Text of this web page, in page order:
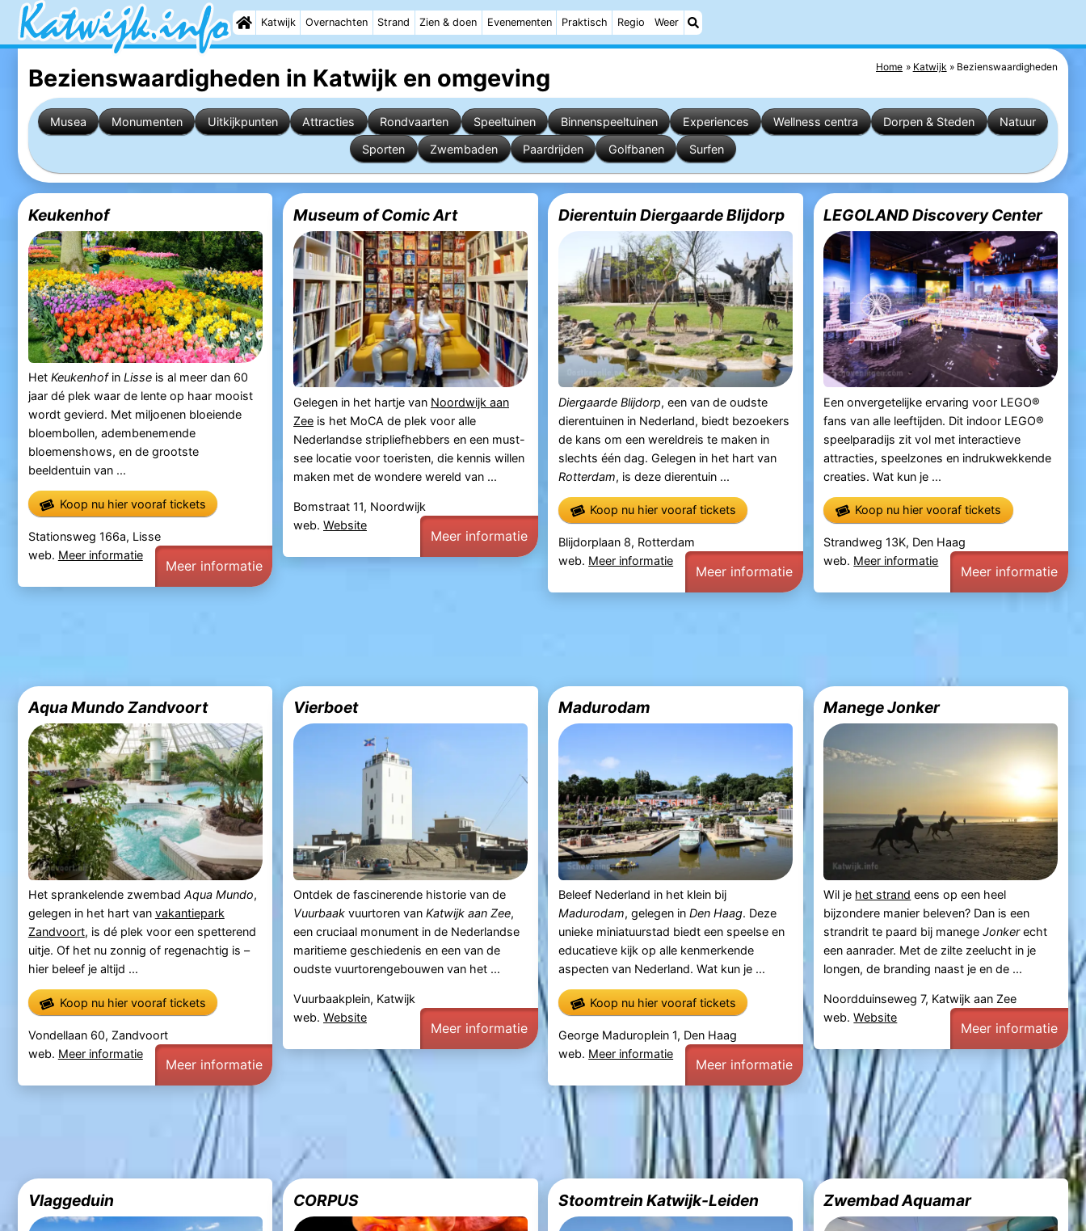
Katwijk Overnachten Strand Zien & doen Evenementen Praktisch Regio Weer
Home Katwijk Bezienswaardigheden
Bezienswaardigheden in Katwijk en omgeving
Musea Monumenten Uitkijkpunten Attracties Rondvaarten Speeltuinen Binnenspeeltuinen Experiences Wellness centra Dorpen & Steden
Natuur
Sporten
Zwembaden Paardrijden Golfbanen Surfen
Keukenhof
Het Keukenhofin Lisseis al meer dan 60
jaar dé plek waar de lente op haar mooist
wordt gevierd. Met miljoenen bloeiende
bloembollen, adembenemende
bloemenshows, en de grootste
beeldentuin van ...
Koop nu hier vooraf tickets
Stationsweg 166a, Lisse
web. Meer informatie
Meer informatie
Museum of Comic Art
Gelegen in het hartje van Noordwijk aan
Zeeis het MoCA de plek voor alle
Nederlandse stripliefhebbers en een must-
see locatie voor toeristen, die kennis willen
maken met de wondere wereld van ...
Bomstraat 11, Noordwijk
web. Website
Meer informatie
Dierentuin Diergaarde Blijdorp
Diergaarde Blijdorp, een van de oudste
dierentuinen in Nederland, biedt bezoekers
de kans om een wereldreis te maken in
slechts één dag. Gelegen in het hart van
Rotterdam, is deze dierentuin ...
Koop nu hier vooraf tickets
Blijdorplaan 8, Rotterdam
web. Meer informatie
Meer informatie
LEGOLAND Discovery Center
Een onvergetelijke ervaring voor LEGO®
fans van alle leeftijden. Dit indoor LEGO®
speelparadijs zit vol met interactieve
attracties, speelzones en indrukwekkende
creaties. Wat kun je ...
Koop nu hier vooraf tickets
Strandweg 13K, Den Haag
web. Meer informatie
Meer informatie
Aqua Mundo Zandvoort
Het sprankelende zwembad Aqua Mundo,
gelegen in het hart van vakantiepark
Zandvoort, is dé plek voor een spetterend
uitje. Of het nu zonnig of regenachtig is –
hier beleef je altijd ...
Koop nu hier vooraf tickets
Vondellaan 60, Zandvoort
web. Meer informatie
Meer informatie
Vierboet
Ontdek de fascinerende historie van de
Vuurbaakvuurtoren van Katwijk aan Zee,
een cruciaal monument in de Nederlandse
maritieme geschiedenis en een van de
oudste vuurtorengebouwen van het ...
Vuurbaakplein, Katwijk
web. Website
Meer informatie
Madurodam
Beleef Nederland in het klein bij
Madurodam, gelegen inDen Haag. Deze
unieke miniatuurstad biedt een speelse en
educatieve kijk op alle kenmerkende
aspecten van Nederland. Wat kun je ...
Koop nu hier vooraf tickets
George Maduroplein 1, Den Haag
web. Meer informatie
Meer informatie
Manege Jonker
Wil je het strand eens op een heel
bijzondere manier beleven? Dan is een
strandrit te paard bij manegeJonkerecht
een aanrader. Met de zilte zeelucht in je
longen, de branding naast je en de ...
Noordduinseweg 7, Katwijk aan Zee
web.Website
Meer informatie
Vlaggeduin CORPUS Stoomtrein Katwijk-Leiden Zwembad Aquamar